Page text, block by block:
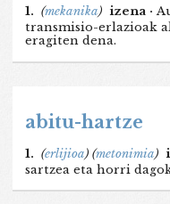
1. (mekanika) izena ·
transmisio-erlazioak
eragiten dena.
abitu-hartze
1. (erlijioa) (metonimia)
sartzea eta horri